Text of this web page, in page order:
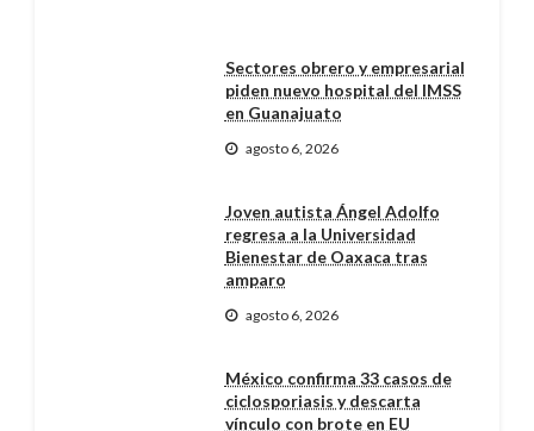
Sectores obrero y empresarial
piden nuevo hospital del IMSS
en Guanajuato
agosto 6, 2026
Joven autista Ángel Adolfo
regresa a la Universidad
Bienestar de Oaxaca tras
amparo
agosto 6, 2026
México confirma 33 casos de
ciclosporiasis y descarta
vínculo con brote en EU